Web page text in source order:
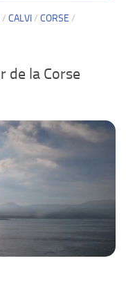
/ CALVI/ CORSE /
de la Corse